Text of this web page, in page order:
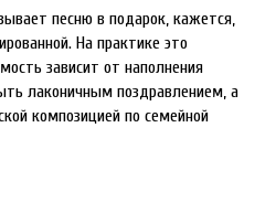
песню в подарок, кажется,
На практике это
зависит от наполнения
лаконичным поздравлением, а
композицией по семейной